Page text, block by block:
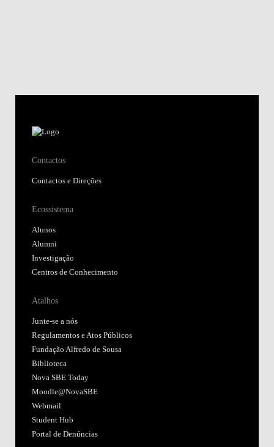
Contactos
Contactos e Direções
Ecossistema
Alunos
Alumni
Investigação
Centros de Conhecimento
Atalhos
Junte-se a nós
Regulamentos e Atos Públicos
Fundação Alfredo de Sousa
Biblioteca
Nova SBE Today
Moodle@NovaSBE
Webmail
Student Hub
Portal de Denúncias